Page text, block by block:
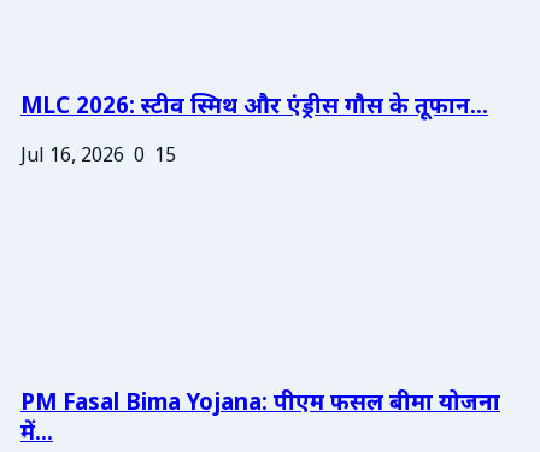
MLC 2026: स्टीव स्मिथ और एंड्रीस गौस के तूफान...
Jul 16, 2026 0 15
PM Fasal Bima Yojana: पीएम फसल बीमा योजना
में...